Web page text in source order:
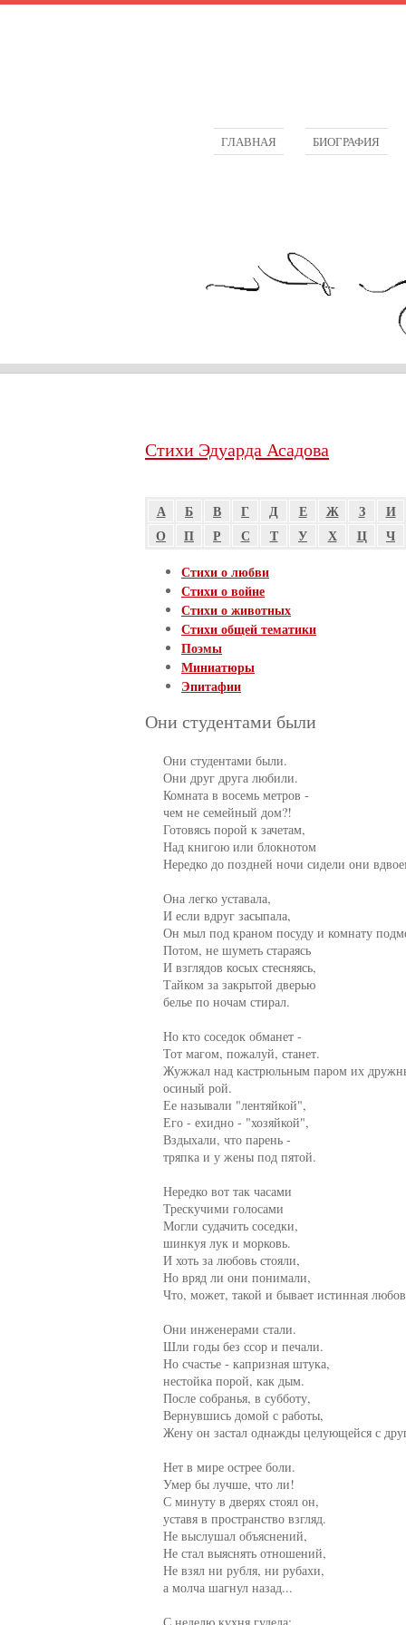
ГЛАВНАЯ БИОГРАФИЯ
Стихи Эдуарда Асадова
А Б В Г Д Е Ж З И
О
П Р С Т У Х Ц Ч
Стихи о любви
Стихи о войне
Стихи о животных
Стихи общей тематики
Поэмы
Миниатюры
Эпитафии
Они студентами были
     Они студентами были.
     Они друг друга любили.
     Комната в восемь метров -
     чем не семейный дом?!
     Готовясь порой к зачетам,
     Над книгою или блокнотом
Нередко до поздней ночи сидели они
     Она легко уставала,
     И если вдруг засыпала,
Он мыл под краном посуду и комнату
     Потом, не шуметь стараясь
     И взглядов косых стесняясь,
     Тайком за закрытой дверью
     белье по ночам стирал.
     Но кто соседок обманет -
     Тот магом, пожалуй, станет.
Жужжал над кастрюльным паром их
     осиный рой.
     Ее называли "лентяйкой",
     Его - ехидно - "хозяйкой",
     Вздыхали, что парень -
     тряпка и у жены под пятой.
     Нередко вот так часами
     Трескучими голосами
     Могли судачить соседки,
     шинкуя лук и морковь.
     И хоть за любовь стояли,
     Но вряд ли они понимали,
Что, может, такой и бывает истинная
     Они инженерами стали.
     Шли годы без ссор и печали.
     Но счастье - капризная штука,
     нестойка порой, как дым.
     После собранья, в субботу,
     Вернувшись домой с работы,
Жену он застал однажды целующейся с
     Нет в мире острее боли.
     Умер бы лучше, что ли!
     С минуту в дверях стоял он,
     уставя в пространство взгляд.
     Не выслушал объяснений,
     Не стал выяснять отношений,
     Не взял ни рубля, ни рубахи,
     а молча шагнул назад...